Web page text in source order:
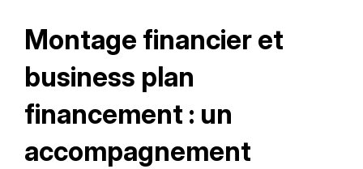
Montage financier et
business plan
financement : un
accompagnement